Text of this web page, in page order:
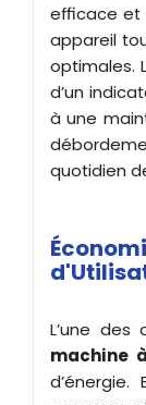
efficace et
appareil
optimales.
d’un
à une
quotidien
L’une
machine